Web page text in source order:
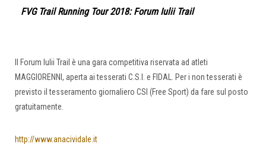
FVG Trail Running Tour 2018: Forum Iulii Trail
Il Forum Iulii Trail è una gara competitiva riservata ad atleti
MAGGIORENNI, aperta ai tesserati C.S.I. e FIDAL. Per i non tesserati è
previsto il tesseramento giornaliero CSI (Free Sport) da fare sul posto
gratuitamente.
http://www.anacividale.it